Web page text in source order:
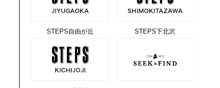
STEPS自由が丘 STEPS下北沢